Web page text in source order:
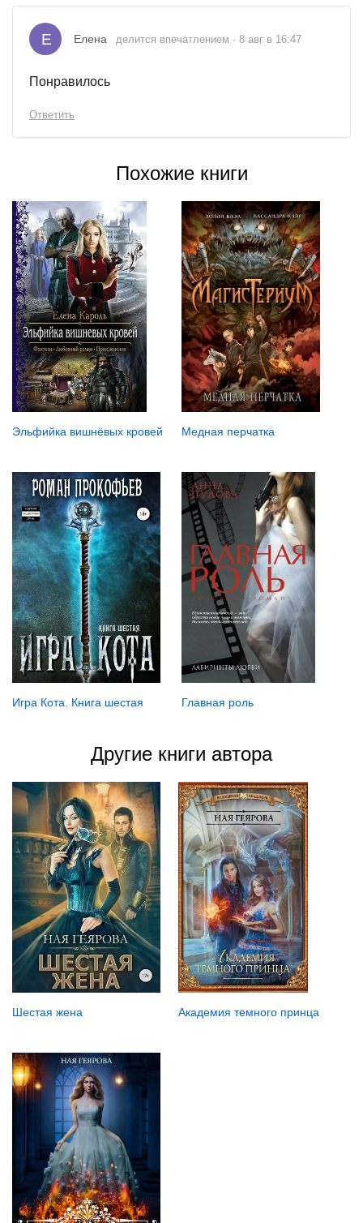
Е Елена делится впечатлением · 8 авг в 16:47
Понравилось
Ответить
Похожие книги
Эльфийка вишнёвых кровей Медная перчатка
Игра Кота. Книга шестая Главная роль
Другие книги автора
Шестая жена Академия темного принца